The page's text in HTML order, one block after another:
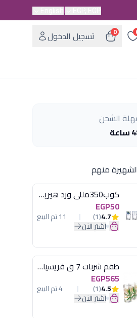
0
تسجيل الدخول
الشحن
منهم
كوب350مللى ورد هيريفين
EGP50
4.7
(1) 11 تم البيع
اشترِ الآن
طقم شربات 7 ق فريسيا لومينارك
EGP565
4.5
(1) 4 تم البيع
اشترِ الآن